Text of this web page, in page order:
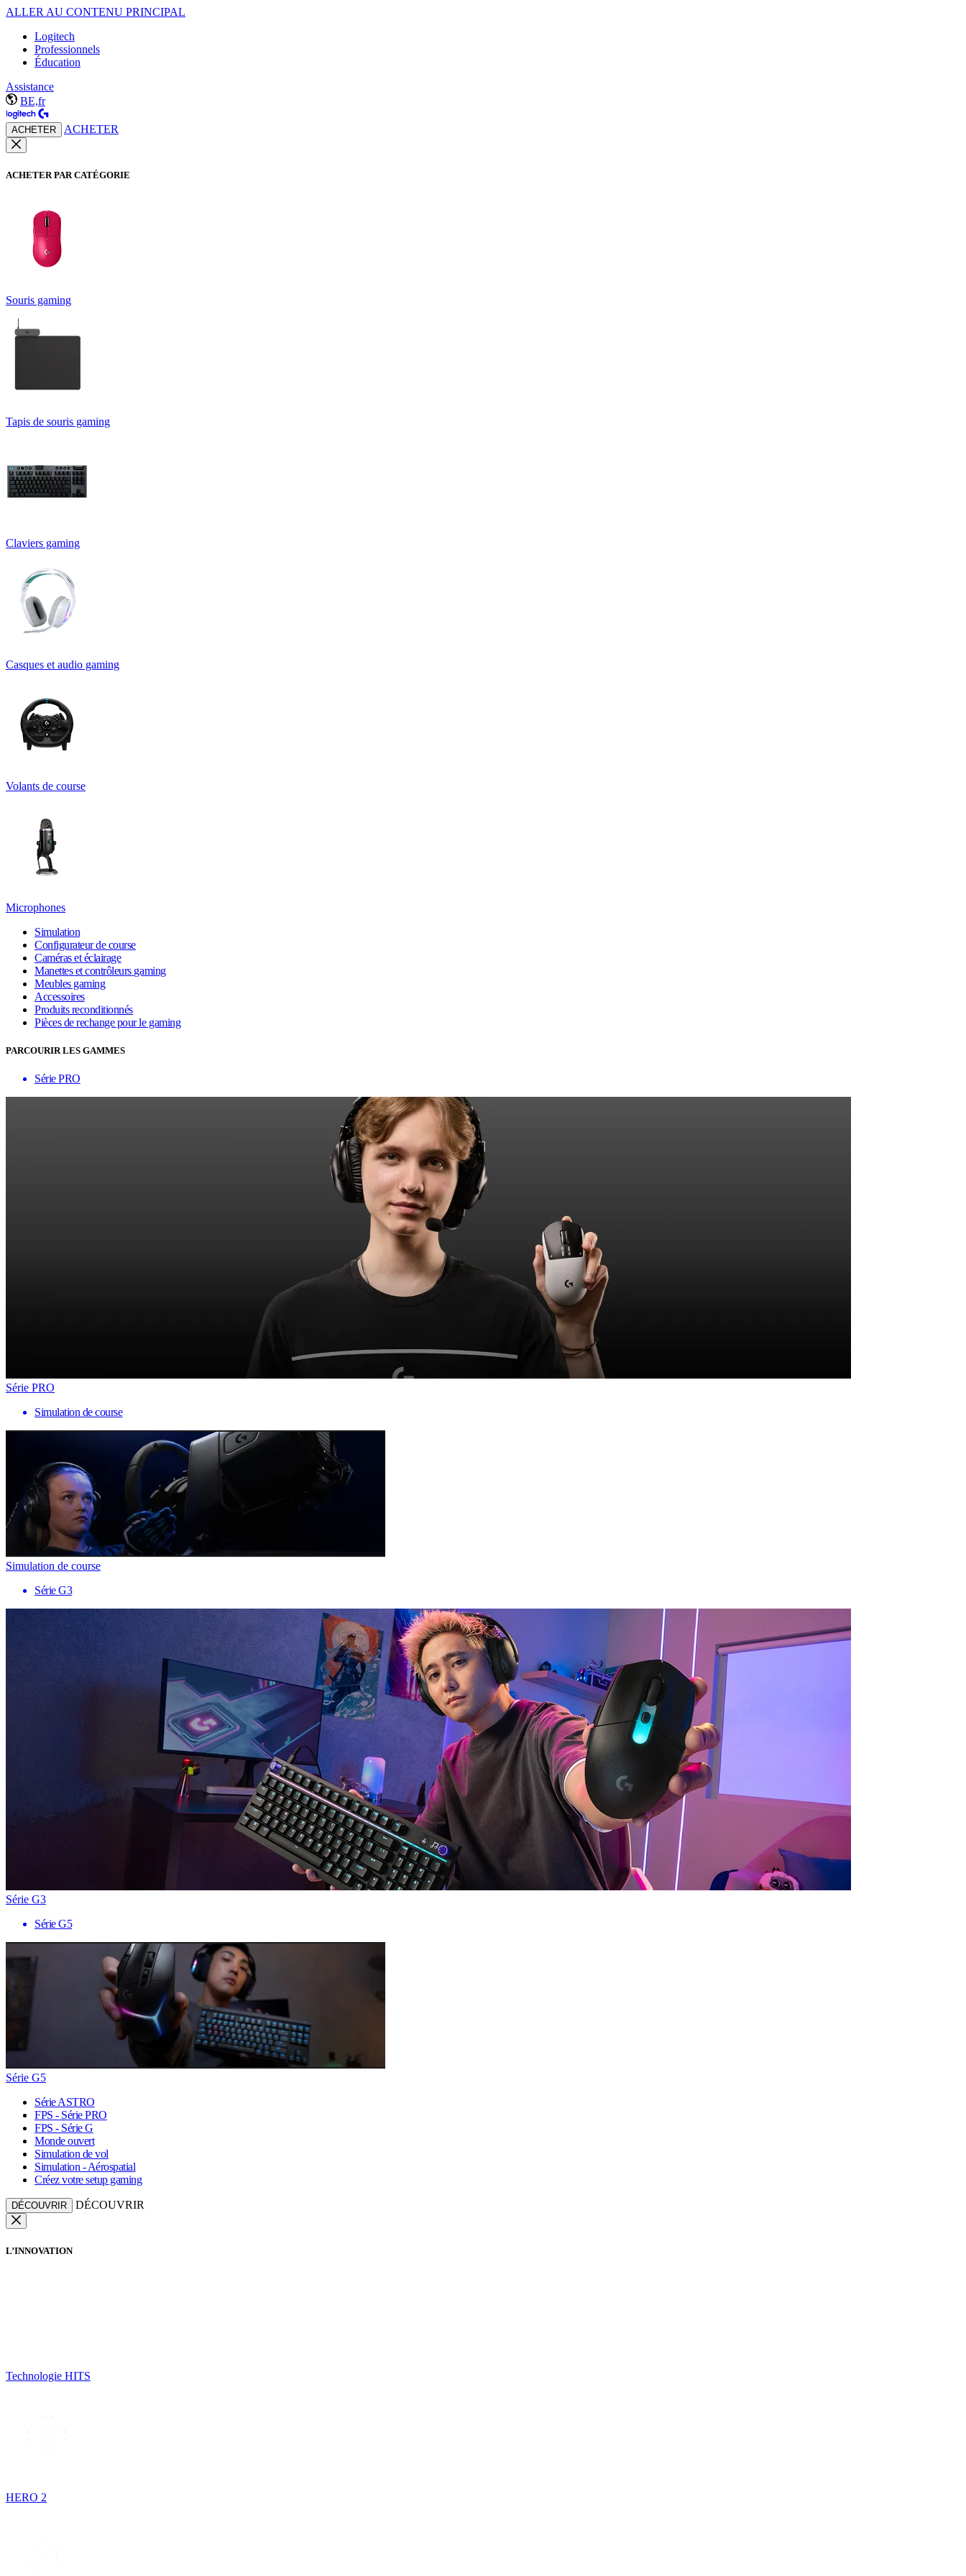
ALLER AU CONTENU PRINCIPAL
Logitech
Professionnels
Éducation
Assistance
BE,fr
ACHETER ACHETER
ACHETER PAR CATÉGORIE
Souris gaming
Tapis de souris gaming
Claviers gaming
Casques et audio gaming
Volants de course
Microphones
Simulation
Configurateur de course
Caméras et éclairage
Manettes et contrôleurs gaming
Meubles gaming
Accessoires
Produits reconditionnés
Pièces de rechange pour le gaming
PARCOURIR LES GAMMES
Série PRO
Série PRO
Simulation de course
Simulation de course
Série G3
Série G3
Série G5
Série G5
Série ASTRO
FPS - Série PRO
FPS - Série G
Monde ouvert
Simulation de vol
Simulation - Aérospatial
Créez votre setup gaming
DÉCOUVRIR DÉCOUVRIR
L’INNOVATION
Technologie HITS
HERO 2